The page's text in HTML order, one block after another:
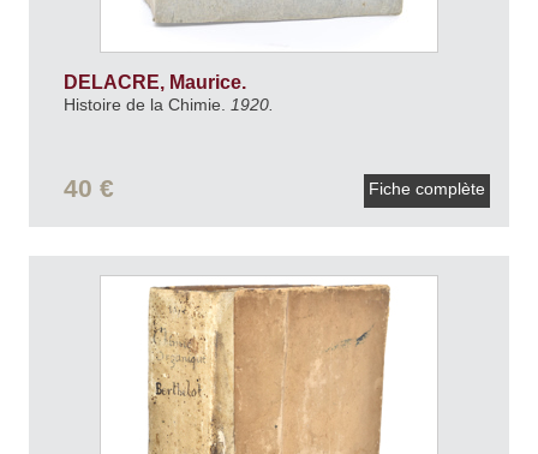
DELACRE, Maurice.
Histoire de la Chimie. 1920.
40 € Fiche complète